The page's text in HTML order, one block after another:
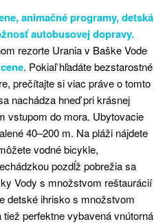
animačné programy, detská
autobusovej dopravy.
rezorte Urania v Baške Vode
. Pokiaľ hľadáte bezstarostné
prečítajte si viac práve o tomto
nachádza hneď pri krásnej
vstupom do mora. Ubytovacie
40–200 m. Na pláži nájdete
vodné bicykle,
pozdĺž pobrežia sa
Vody s množstvom reštaurácií
detské ihrisko s množstvom
perfektne vybavená vnútorná